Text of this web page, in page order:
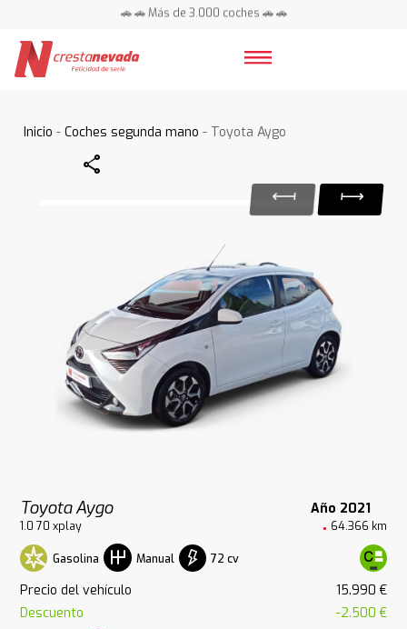
🚗 🚗 Más de 3.000 coches 🚗 🚗
Inicio -Coches segunda mano - Toyota Aygo
Share
Toyota Aygo Año 2021
1.0 70 xplay 64.366 km
Gasolina Manual 72 cv
Precio del vehículo
15.990 €
Descuento
-2.500 €